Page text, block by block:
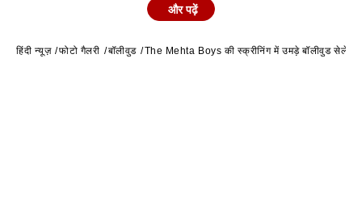
कोट पैंट में हैंडसम लग रहे थे.और पढ़ें
हिंदी न्यूज़ फोटो गैलरी बॉलीवुड The Mehta Boys की स्क्रीनिंग में उमड़े बॉलीवुड